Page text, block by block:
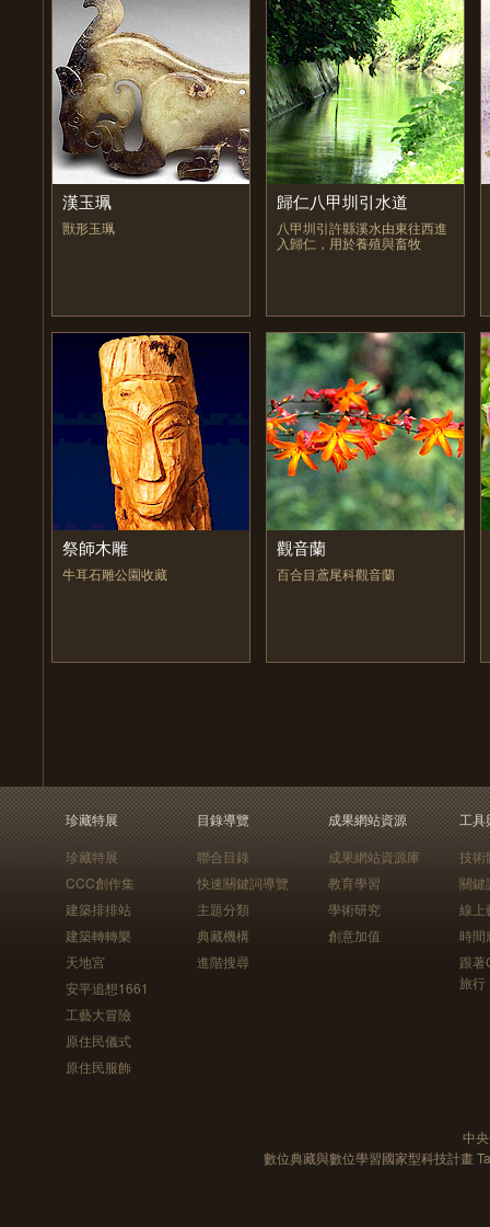
漢玉珮
獸形玉珮
歸仁八甲圳引水道
八甲圳引許縣溪水由東往西進
入歸仁，用於養殖與畜牧
祭師木雕
牛耳石雕公園收藏
觀音蘭
百合目鳶尾科觀音蘭
珍藏特展
珍藏特展
CCC創作集
建築排排站
建築轉轉樂
天地宮
安平追想1661
工藝大冒險
原住民儀式
原住民服飾
目錄導覽
聯合目錄
快速關鍵詞導覽
主題分類
典藏機構
進階搜尋
成果網站資源
成果網站資源庫
教育學習
學術研究
創意加值
工具
技術
關鍵
線上
時間
跟
旅行
中
數位典藏與數位學習國家型科技計畫